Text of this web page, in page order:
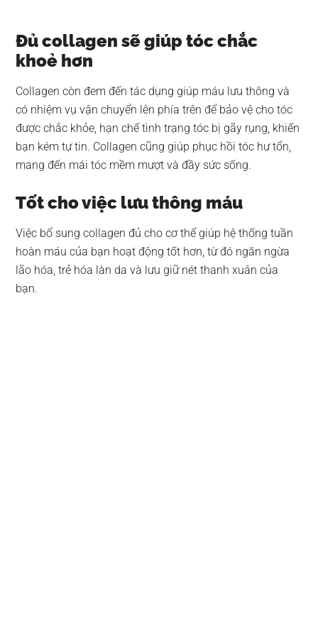
Đủ collagen sẽ giúp tóc chắc
khoẻ hơn
Collagen còn đem đến tác dụng giúp máu lưu thông và
có nhiệm vụ vận chuyển lên phía trên để bảo vệ cho tóc
được chắc khỏe, hạn chế tình trạng tóc bị gãy rụng, khiến
bạn kém tự tin. Collagen cũng giúp phục hồi tóc hư tổn,
mang đến mái tóc mềm mượt và đầy sức sống.
Tốt cho việc lưu thông máu
Việc bổ sung collagen đủ cho cơ thể giúp hệ thống tuần
hoàn máu của bạn hoạt động tốt hơn, từ đó ngăn ngừa
lão hóa, trẻ hóa làn da và lưu giữ nét thanh xuân của
bạn.